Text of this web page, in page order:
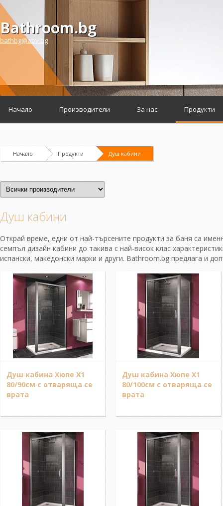
Bathroom.bg
bathbg@abv.bg
Начало Производители За нас Продукти
Начало Продукти Душ кабини
Душ кабини
Открай време, едни от най-търсените продукти за баня са
семпъл дизайн кабини до такива с най-висок клас
испански, македонски марки и други. Bathroom.bg предлага и
Душ кабина Хюпе Х1
80/90см с отваряща се
врата
Душ кабина Хюпе Х1
80/100см с отваряща се
врата